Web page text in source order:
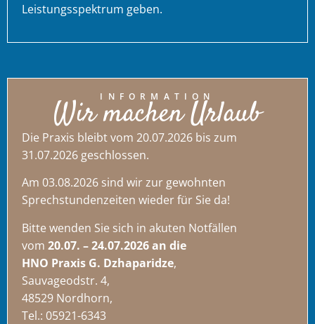
Leistungsspektrum geben.
INFORMATION
Wir machen Urlaub
Die Praxis bleibt vom 20.07.2026 bis zum
31.07.2026 geschlossen.
Am 03.08.2026 sind wir zur gewohnten
Sprechstundenzeiten wieder für Sie da!
Bitte wenden Sie sich in akuten Notfällen
vom 20.07. – 24.07.2026 an die
HNO Praxis G. Dzhaparidze,
Sauvageodstr. 4,
48529 Nordhorn,
Tel.: 05921-6343